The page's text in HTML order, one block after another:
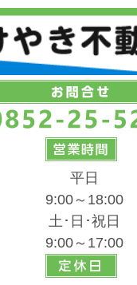
平日
9:00～18:00
土･日･祝日
9:00～17:00